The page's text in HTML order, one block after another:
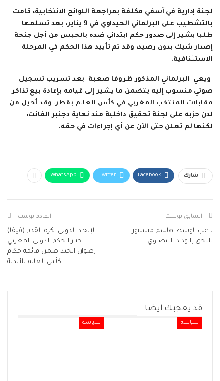
لجنة إدارية في آسفي مكلفة بمراجعة اللوائح الانتخابية، قامت
بالتشطيب على البرلماني الحيداوي في 9 يناير، بعد تسلمها
طلبا يشير إلى صدور حكم ابتدائي ضده بالحبس من أجل جنحة
إصدار شيك بدون رصيد، وقد تم تأييد هذا الحكم في المرحلة
الاستئنافية.
ويعي البرلماني المذكور ظروفا صعبة بعد تسريب تسجيل
صوتي منسوب إليه يتضمن ما يشير إلى قيامه بإعادة بيع تذاكر
مقابلات المنتخب المغربي في كأس العالم بقطر. وقد أحيل من
لدن حزبه على لجنة تحقيق داخلية مند نهاية دجنبر الفائت،
لكنها لم تعلن حتى الآن عن أي إجراءات في حقه.
شارك Facebook
Twitter
WhatsApp
السابق بوست
لاعب الوسط هاشم ميستور
يلتحق بالوداد البيضاوي
القادم بوست
الإتحاد الدولي لكرة القدم (فيفا)
يختار الحكم الدولي المغربي
رضوان الجيد ضمن قائمة حكام
كأس العالم للأندية
قد يعجبك ايضا
سياسة سياسة